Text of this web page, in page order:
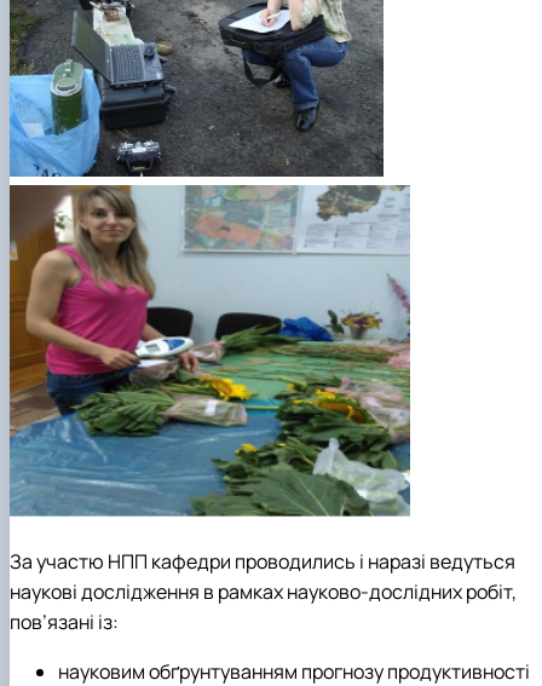
За участю НПП кафедри проводились і наразі ведуться
наукові дослідження в рамках науково-дослідних робіт,
пов’язані із:
науковим обґрунтуванням прогнозу продуктивності